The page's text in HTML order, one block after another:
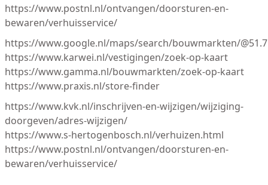
https://www.postnl.nl/ontvangen/doorsturen-en-
bewaren/verhuisservice/
https://www.google.nl/maps/search/bouwmarkten/
https://www.karwei.nl/vestigingen/zoek-op-kaart
https://www.gamma.nl/bouwmarkten/zoek-op-kaart
https://www.praxis.nl/store-finder
https://www.kvk.nl/inschrijven-en-wijzigen/wijziging-
doorgeven/adres-wijzigen/
https://www.s-hertogenbosch.nl/verhuizen.html
https://www.postnl.nl/ontvangen/doorsturen-en-
bewaren/verhuisservice/